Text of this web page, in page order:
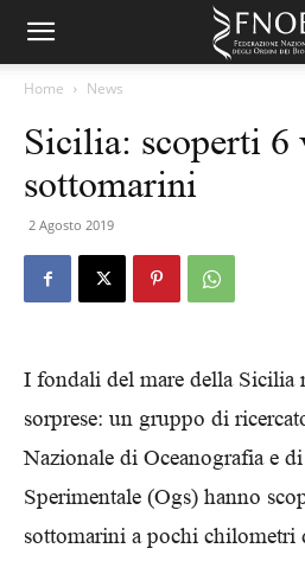
Home News
Sicilia: scoperti 6
sottomarini
2 Agosto 2019
I fondali del mare della Sicilia
sorprese: un gruppo di
Nazionale di Oceanografia e
Sperimentale (Ogs) hanno
sottomarini a pochi chilometri